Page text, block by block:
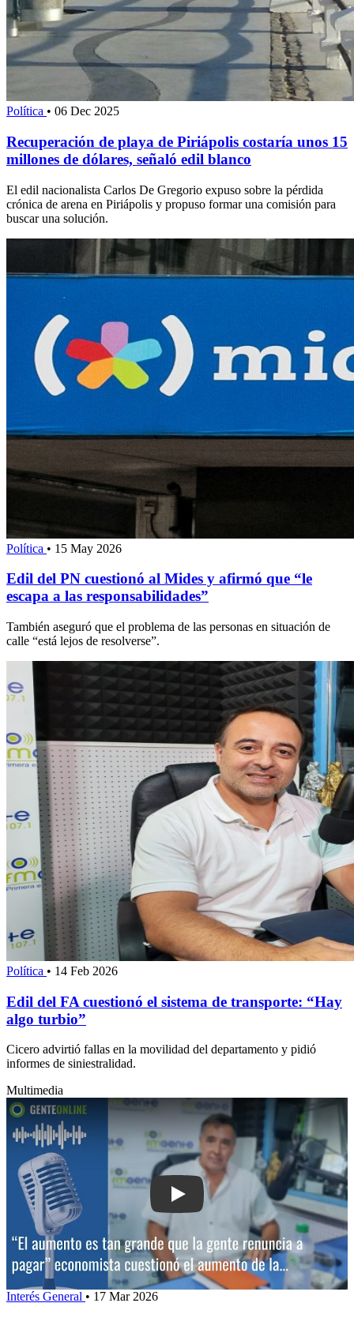
Política • 06 Dec 2025
Recuperación de playa de Piriápolis costaría unos 15
millones de dólares, señaló edil blanco
El edil nacionalista Carlos De Gregorio expuso sobre la pérdida
crónica de arena en Piriápolis y propuso formar una comisión para
buscar una solución.
Política • 15 May 2026
Edil del PN cuestionó al Mides y afirmó que “le
escapa a las responsabilidades”
También aseguró que el problema de las personas en situación de
calle “está lejos de resolverse”.
Política • 14 Feb 2026
Edil del FA cuestionó el sistema de transporte: “Hay
algo turbio”
Cicero advirtió fallas en la movilidad del departamento y pidió
informes de siniestralidad.
Multimedia
Play: “El aumento es tan grande que
Interés General • 17 Mar 2026